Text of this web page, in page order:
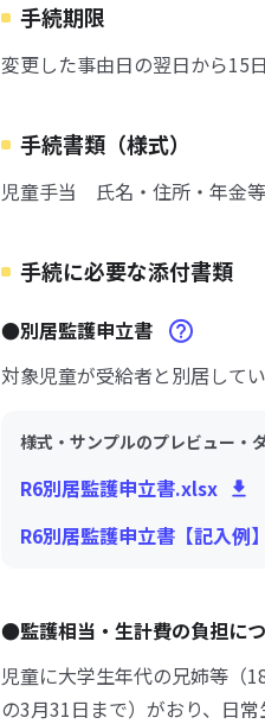
手続期限
変更した事由日の翌日から15
手続書類（様式）
児童手当 氏名・住所・年金
手続に必要な添付書類
●別居監護申立書
対象児童が受給者と別居して
様式・サンプルのプレビュー・
R6別居監護申立書.xlsx
R6別居監護申立書【記入例
●監護相当・生計費の負担に
児童に大学生年代の兄姉等（
の3月31日まで）がおり、日